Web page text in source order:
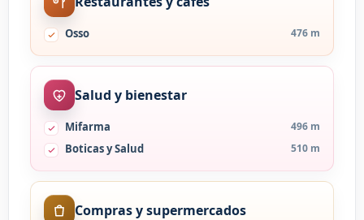
Osso 476 m
Salud y bienestar
Mifarma 496 m
Boticas y Salud 510 m
Compras y supermercados